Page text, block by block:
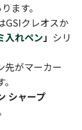
ます。
GSIクレオスか
入れペン」 シリ
先がマーカー
シャープ